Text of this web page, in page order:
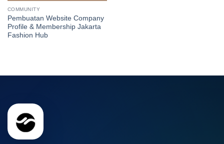
COMMUNITY
Pembuatan Website Company
Profile & Membership Jakarta
Fashion Hub